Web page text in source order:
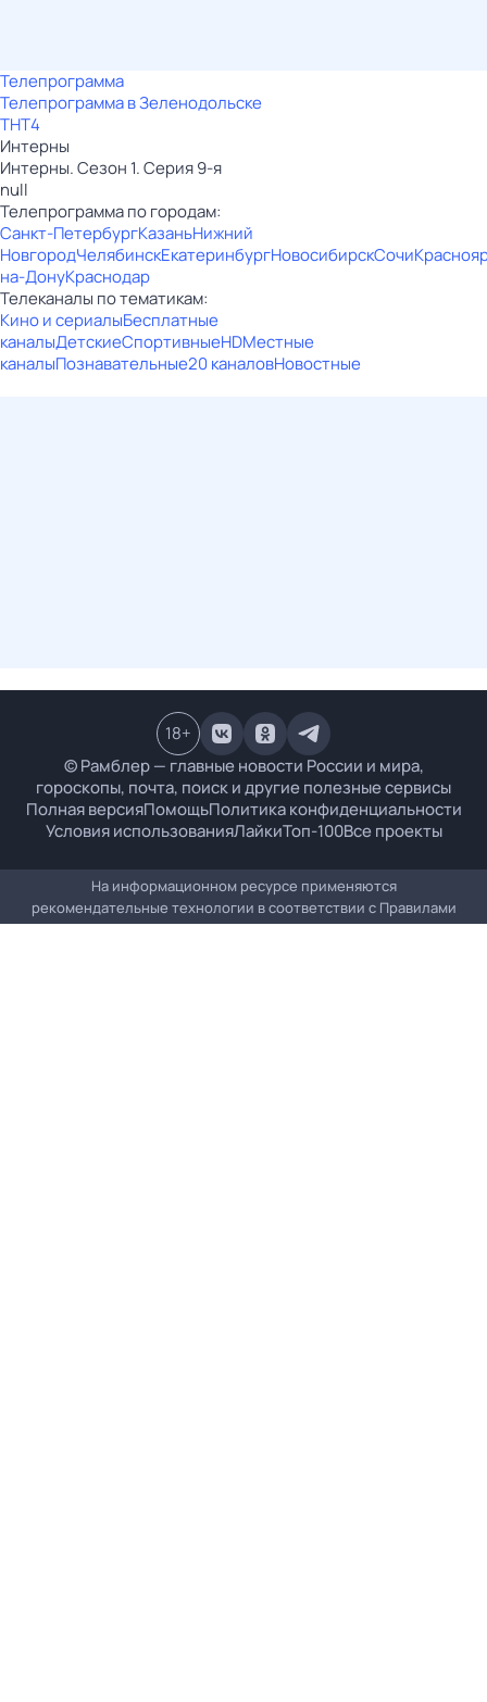
Телепрограмма
Телепрограмма в Зеленодольске
ТНТ4
Интерны
Интерны. Сезон 1. Серия 9-я
null
Телепрограмма по городам:
Санкт-ПетербургКазаньНижний
НовгородЧелябинскЕкатеринбургНовосибирскСочи
на-ДонуКраснодар
Телеканалы по тематикам:
Кино и сериалыБесплатные
каналыДетскиеСпортивныеHDМестные
каналыПознавательные20 каналовНовостные
© Рамблер — главные новости России и мира,
гороскопы, почта, поиск и другие полезные сервисы
Полная версияПомощьПолитика конфиденциальности
Условия использованияЛайкиТоп-100Все проекты
18+
На информационном ресурсе применяются
рекомендательные технологии в соответствии с Правилами